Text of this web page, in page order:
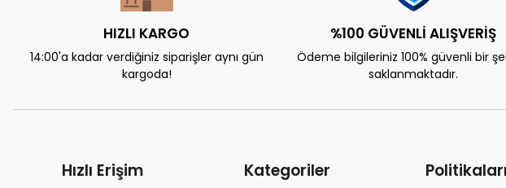
HIZLI KARGO
14:00'a kadar verdiğiniz siparişler aynı gün
kargoda!
%100 GÜVENLİ ALIŞVERİŞ
Ödeme bilgileriniz 100% güvenli bir
saklanmaktadır.
Hızlı Erişim Kategoriler